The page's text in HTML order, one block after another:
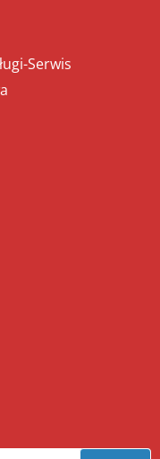
Serwis